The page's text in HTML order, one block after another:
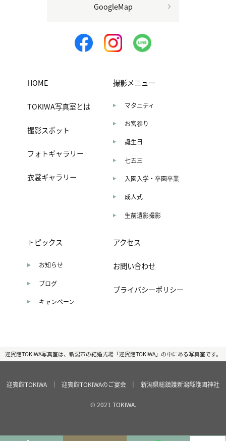
GoogleMap
HOME
TOKIWA写真室とは
撮影スポット
フォトギャラリー
衣裳ギャラリー
撮影メニュー
マタニティ
お宮参り
誕生日
七五三
入園入学・卒園卒業
成人式
生前遺影撮影
トピックス
お知らせ
ブログ
キャンペーン
アクセス
お問い合わせ
プライバシーポリシー
迎賓館TOKIWA写真室は、新潟市の結婚式場「迎賓館TOKIWA」の中にある写真室です。
迎賓館TOKIWA ｜ 迎賓館TOKIWAのご宴会 ｜ 新潟県総鎮護新潟縣護國神社
© 2021 TOKIWA.